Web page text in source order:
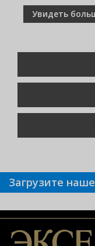
Увидеть
Загрузите